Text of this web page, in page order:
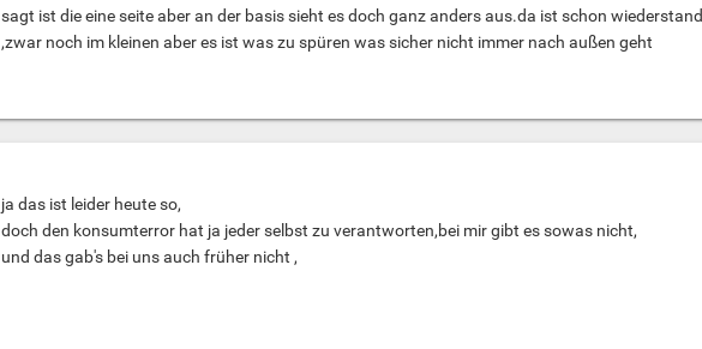
sagt ist die eine seite aber an der basis sieht es doch ganz anders aus.da ist schon wiederstand
,zwar noch im kleinen aber es ist was zu spüren was sicher nicht immer nach außen geht
ja das ist leider heute so,
doch den konsumterror hat ja jeder selbst zu verantworten,bei mir gibt es sowas nicht,
und das gab's bei uns auch früher nicht ,